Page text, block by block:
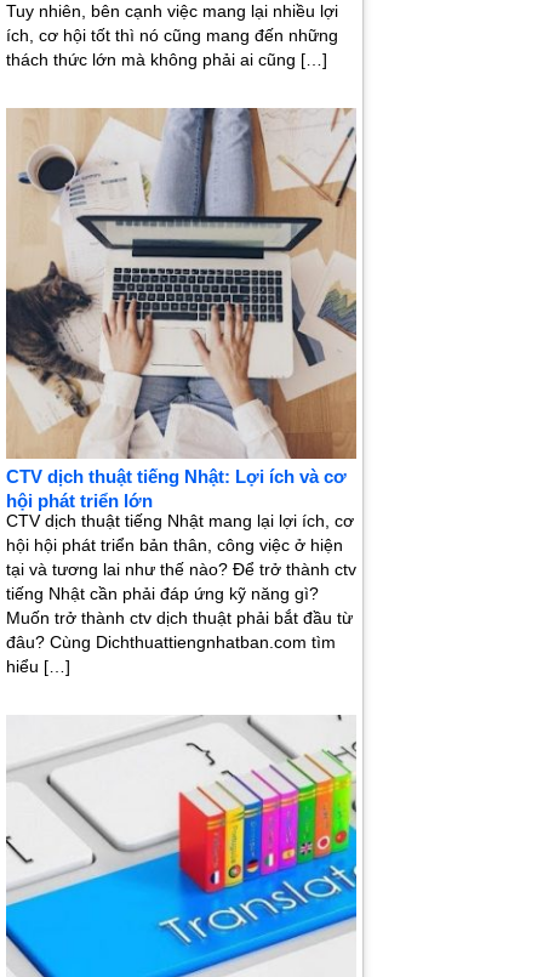
Tuy nhiên, bên cạnh việc mang lại nhiều lợi
ích, cơ hội tốt thì nó cũng mang đến những
thách thức lớn mà không phải ai cũng […]
CTV dịch thuật tiếng Nhật: Lợi ích và cơ
hội phát triển lớn
CTV dịch thuật tiếng Nhật mang lại lợi ích, cơ
hội hội phát triển bản thân, công việc ở hiện
tại và tương lai như thế nào? Để trở thành ctv
tiếng Nhật cần phải đáp ứng kỹ năng gì?
Muốn trở thành ctv dịch thuật phải bắt đầu từ
đâu? Cùng Dichthuattiengnhatban.com tìm
hiểu […]